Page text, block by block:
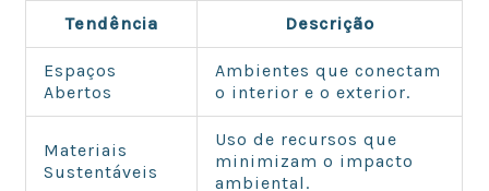
Tendência Descrição
Espaços
Abertos
Ambientes que conectam
o interior e o exterior.
Materiais
Sustentáveis
Uso de recursos que
minimizam o impacto
ambiental.